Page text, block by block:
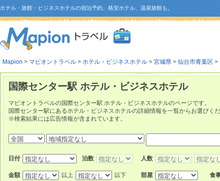
ホテル・旅館・ビジネスホテルの宿泊予約。格安ホテル、温泉旅館も。
Mapion > マピオントラベル > ホテル・ビジネスホテル > 宮城県 > 仙台市青葉区 >
国際センター駅 ホテル・ビジネスホテル
マピオントラベルの国際センター駅 ホテル・ビジネスホテルのページです。
国際センター駅にあるホテル・ビジネスホテルの詳細情報を一覧からお選びく
※検索結果には広告情報が含まれています。
日付 泊数 人数
金額 以上 以下 部屋 食